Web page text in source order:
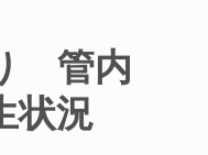
管内
状況